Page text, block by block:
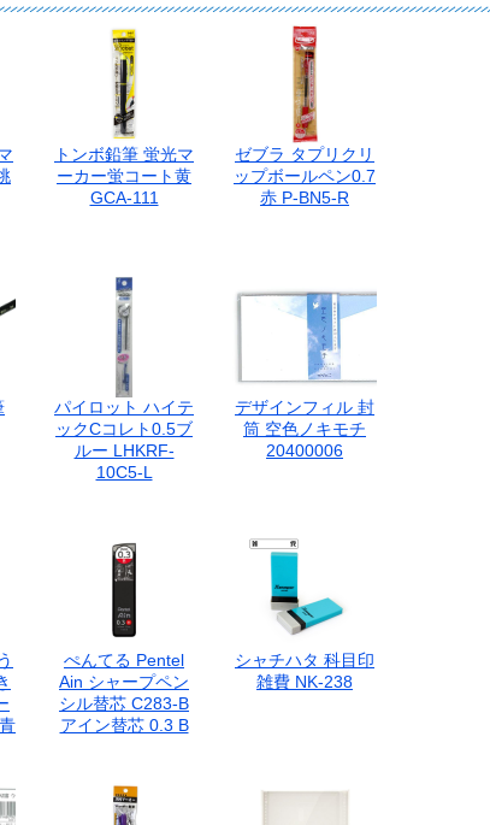
トンボ鉛筆 蛍光マ
ーカー蛍コート黄
GCA-111
ゼブラ タプリクリ
ップボールペン0.7
赤 P-BN5-R
パイロット ハイテ
ックCコレト0.5ブ
ルー LHKRF-
10C5-L
デザインフィル 封
筒 空色ノキモチ
20400006
ぺんてる Pentel
Ain シャープペン
シル替芯 C283-B
アイン替芯 0.3 B
シャチハタ 科目印
雑費 NK-238